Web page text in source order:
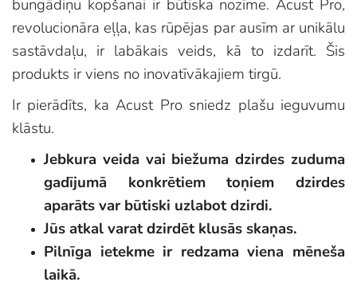
bungādiņu kopšanai ir būtiska nozīme. Acust Pro,
revolucionāra eļļa, kas rūpējas par ausīm ar unikālu
sastāvdaļu, ir labākais veids, kā to izdarīt. Šis
produkts ir viens no inovatīvākajiem tirgū.
Ir pierādīts, ka Acust Pro sniedz plašu ieguvumu
klāstu.
Jebkura veida vai biežuma dzirdes zuduma
gadījumā konkrētiem toņiem dzirdes
aparāts var būtiski uzlabot dzirdi.
Jūs atkal varat dzirdēt klusās skaņas.
Pilnīga ietekme ir redzama viena mēneša
laikā.